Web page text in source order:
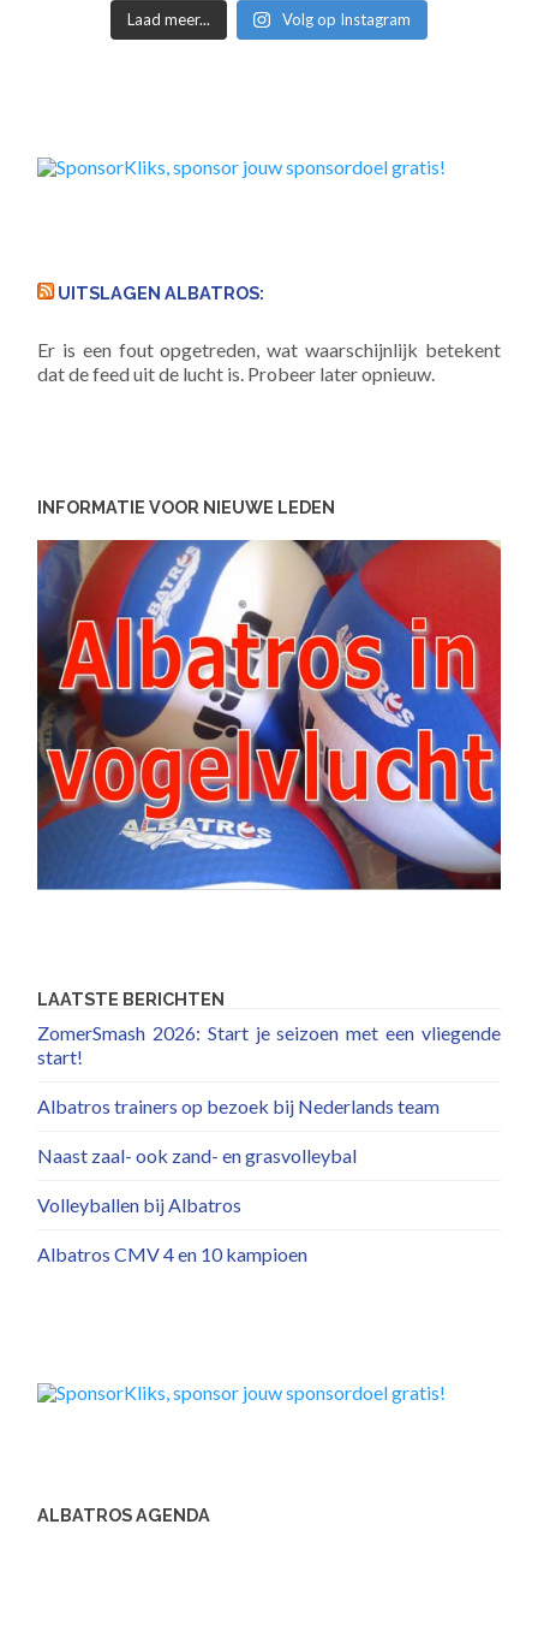
Laad meer... Volg op Instagram
UITSLAGEN ALBATROS:
Er is een fout opgetreden, wat waarschijnlijk betekent
dat de feed uit de lucht is. Probeer later opnieuw.
INFORMATIE VOOR NIEUWE LEDEN
LAATSTE BERICHTEN
ZomerSmash 2026: Start je seizoen met een vliegende
start!
Albatros trainers op bezoek bij Nederlands team
Naast zaal- ook zand- en grasvolleybal
Volleyballen bij Albatros
Albatros CMV 4 en 10 kampioen
ALBATROS AGENDA